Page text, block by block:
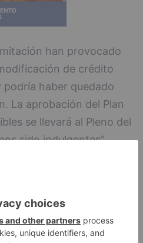
han provocado
de crédito
haber quedado
La aprobación del Plan
se llevará al Pleno del
sido indulgentes",
psoe c s
inversiones sostenibles